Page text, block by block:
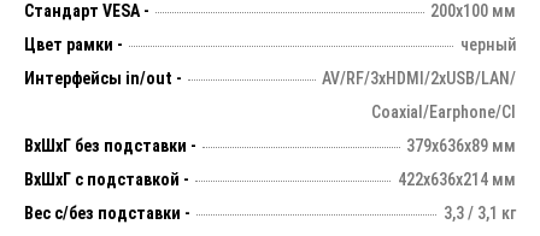
Стандарт VESA -
200х100 мм
Цвет рамки -
черный
Интерфейсы in/out -
AV/RF/3xHDMI/2xUSB/LAN/
Coaxial/Earphone/CI
ВхШхГ без подставки -
379х636х89 мм
ВхШхГ с подставкой -
422x636x214 мм
Вес с/без подставки -
3,3 / 3,1 кг